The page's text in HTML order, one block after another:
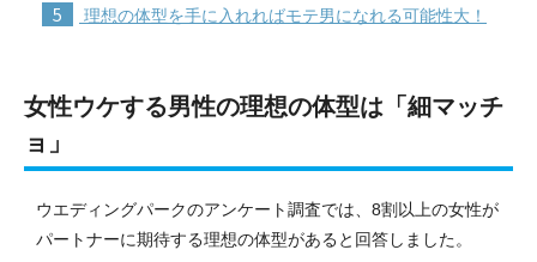
5 理想の体型を手に入れればモテ男になれる可能性大！
女性ウケする男性の理想の体型は「細マッチ
ョ」
ウエディングパークのアンケート調査では、8割以上の女性が
パートナーに期待する理想の体型があると回答しました。